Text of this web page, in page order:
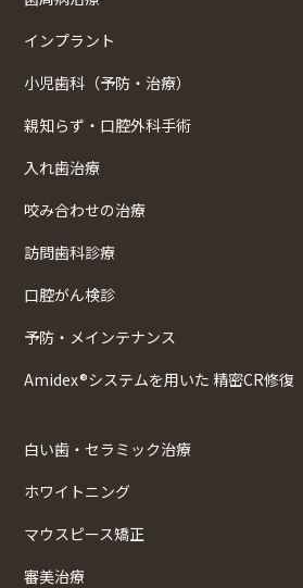
インプラント
小児歯科（予防・治療）
親知らず・口腔外科手術
入れ歯治療
咬み合わせの治療
訪問歯科診療
口腔がん検診
予防・メインテナンス
Amidex®システムを用いた 精密CR修復
白い歯・セラミック治療
ホワイトニング
マウスピース矯正
審美治療